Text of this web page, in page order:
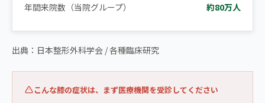
年間来院数（当院グループ） 約80万人
出典：日本整形外科学会 / 各種臨床研究
こんな膝の症状は、まず医療機関を受診してください